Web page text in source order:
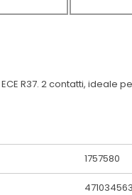
R37. 2 contatti, ideale
1757580